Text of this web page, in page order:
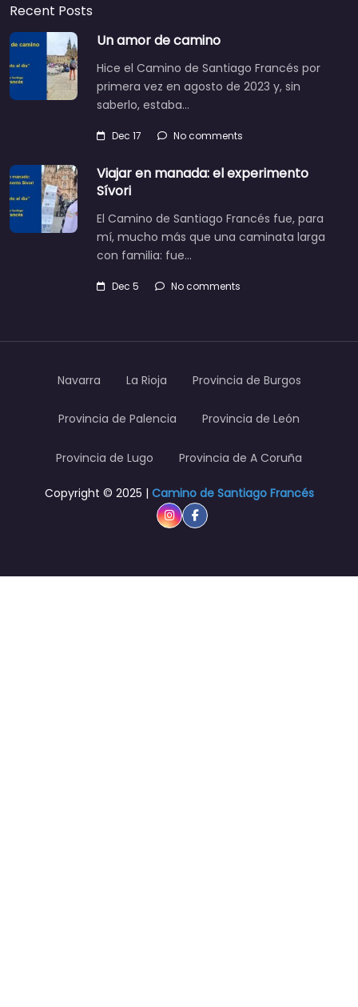
Recent Posts
Un amor de camino
Hice el Camino de Santiago Francés por
primera vez en agosto de 2023 y, sin
saberlo, estaba…
Dec 17 No comments
Viajar en manada: el experimento
Sívori
El Camino de Santiago Francés fue, para
mí, mucho más que una caminata larga
con familia: fue…
Dec 5 No comments
Navarra La Rioja Provincia de Burgos
Provincia de Palencia Provincia de León
Provincia de Lugo Provincia de A Coruña
Copyright © 2025 | Camino de Santiago Francés